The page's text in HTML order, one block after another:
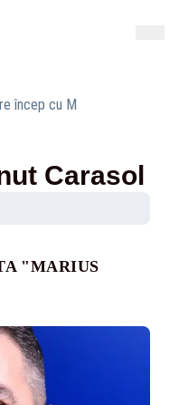
încep cu M
Carasol
"MARIUS